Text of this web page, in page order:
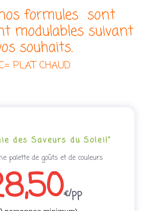
formules sont
modulables suivant
souhaits.
PLAT CHAUD
des Saveurs du Soleil"
palette de goûts et de couleurs
€/pp